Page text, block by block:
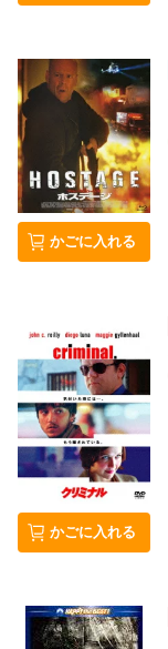
かごに入れる
かごに入れる